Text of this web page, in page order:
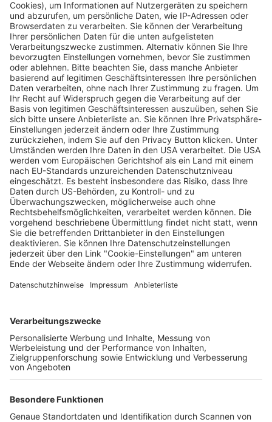
Spektakuläre Abenteuer beim
21.Mundologia-Festival im Freiburger
Konzerthaus
Wochenbericht 21.01.2025
Freiburger Wochenbericht
Der Wochenbericht
wurde zum 31. Juli 2026
eingestellt.